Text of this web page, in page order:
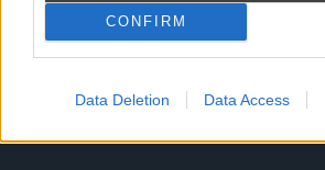
CONFIRM
Data Deletion Data Access